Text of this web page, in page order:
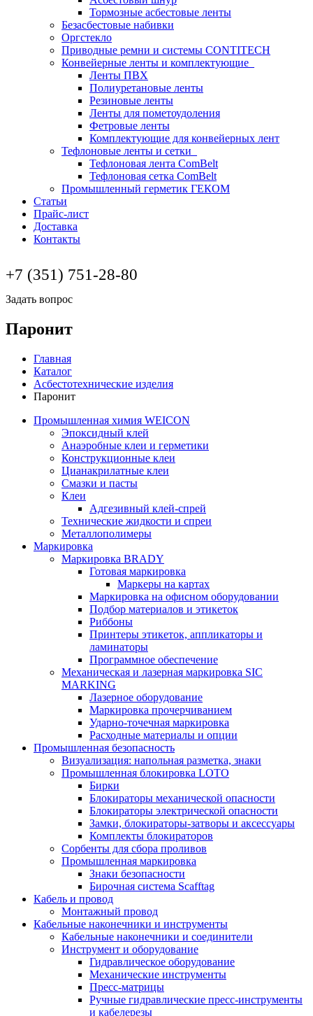
Тормозные асбестовые ленты
Безасбестовые набивки
Оргстекло
Приводные ремни и системы CONTITECH
Конвейерные ленты и комплектующие
Ленты ПВХ
Полиуретановые ленты
Резиновые ленты
Ленты для пометоудоления
Фетровые ленты
Комплектующие для конвейерных лент
Тефлоновые ленты и сетки
Тефлоновая лента ComBelt
Тефлоновая сетка ComBelt
Промышленный герметик ГЕКОМ
Статьи
Прайс-лист
Доставка
Контакты
+7 (351) 751-28-80
Задать вопрос
Паронит
Главная
Каталог
Асбестотехнические изделия
Паронит
Промышленная химия WEICON
Эпоксидный клей
Анаэробные клеи и герметики
Конструкционные клеи
Цианакрилатные клеи
Смазки и пасты
Клеи
Адгезивный клей-спрей
Технические жидкости и спреи
Металлополимеры
Маркировка
Маркировка BRADY
Готовая маркировка
Маркеры на картах
Маркировка на офисном оборудовании
Подбор материалов и этикеток
Риббоны
Принтеры этикеток, аппликаторы и
ламинаторы
Программное обеспечение
Механическая и лазерная маркировка SIC
MARKING
Лазерное оборудование
Маркировка прочерчиванием
Ударно-точечная маркировка
Расходные материалы и опции
Промышленная безопасность
Визуализация: напольная разметка, знаки
Промышленная блокировка LOTO
Бирки
Блокираторы механической опасности
Блокираторы электрической опасности
Замки, блокираторы-затворы и аксессуары
Комплекты блокираторов
Сорбенты для сбора проливов
Промышленная маркировка
Знаки безопасности
Бирочная система Scafftag
Кабель и провод
Монтажный провод
Кабельные наконечники и инструменты
Кабельные наконечники и соединители
Инструмент и оборудование
Гидравлическое оборудование
Механические инструменты
Пресс-матрицы
Ручные гидравлические пресс-инструменты
и кабелерезы